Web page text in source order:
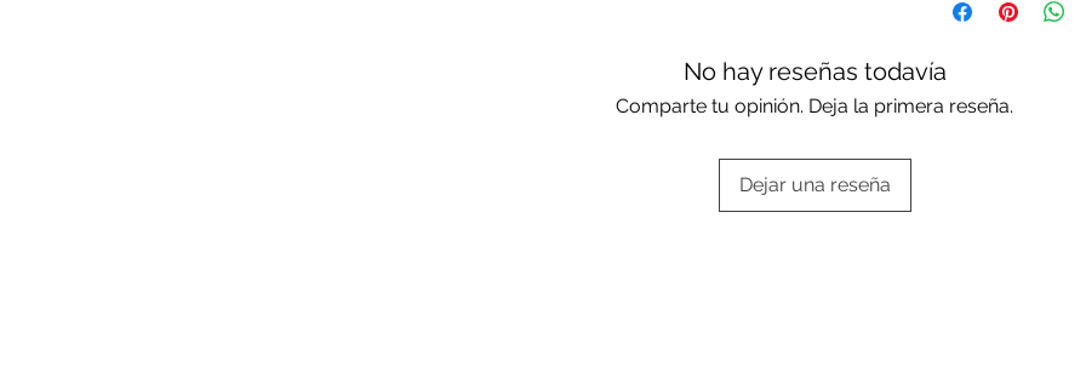
do Ouro.
Embalagens oferta
No hay reseñas todavía
Comparte tu opinión. Deja la primera reseña.
Dejar una reseña